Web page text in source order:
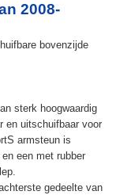
2008-
bovenzijde
sterk hoogwaardig
en uitschuifbaar voor
armsteun is
een met rubber
gedeelte van